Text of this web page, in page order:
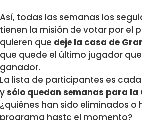
Así, todas las semanas los
tienen la misión de votar por el
quieren que deje la casa de
que quede el último jugador
ganador.
La lista de participantes es
ysólo quedan semanas para la
¿quiénes han sido eliminados o
programa hasta el momento?